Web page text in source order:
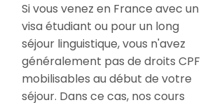
Si vous venez en France avec un
visa étudiant ou pour un long
séjour linguistique, vous n'avez
généralement pas de droits CPF
mobilisables au début de votre
séjour. Dans ce cas, nos cours